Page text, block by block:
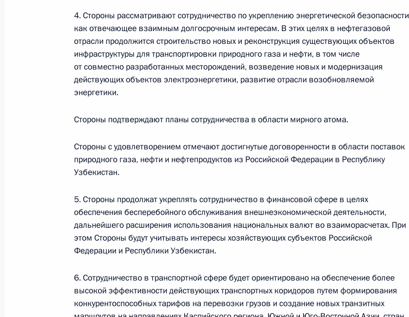
События и поездки на географической карте
Администрация Президента России
Руслан Эдельгериев посетил
Азербайджан
23 июля 2026 года, 19:00
Мария Львова-Белова
область
17 июля 2026 года, 18:00
4. Стороны рассматривают сотрудничество по укреплению энергетической безопасности
как отвечающее взаимным долгосрочным интересам. В этих целях в нефтегазовой
отрасли продолжится строительство новых и реконструкция существующих объектов
инфраструктуры для транспортировки природного газа и нефти, в том числе
от совместно разработанных месторождений, возведение новых и модернизация
действующих объектов электроэнергетики, развитие отрасли возобновляемой
энергетики.
Стороны подтверждают планы сотрудничества в области мирного атома.
Стороны с удовлетворением отмечают достигнутые договоренности в области поставок
природного газа, нефти и нефтепродуктов из Российской Федерации в Республику
Узбекистан.
5. Стороны продолжат укреплять сотрудничество в финансовой сфере в целях
обеспечения бесперебойного обслуживания внешнеэкономической деятельности,
дальнейшего расширения использования национальных валют во взаиморасчетах. При
этом Стороны будут учитывать интересы хозяйствующих субъектов Российской
Федерации и Республики Узбекистан.
6. Сотрудничество в транспортной сфере будет ориентировано на обеспечение более
высокой эффективности действующих транспортных коридоров путем формирования
конкурентоспособных тарифов на перевозки грузов и создание новых транзитных